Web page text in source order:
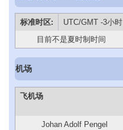
标准时区:
UTC/GMT -3小时
目前不是夏时制时间
机场
飞机场
Johan Adolf Pengel